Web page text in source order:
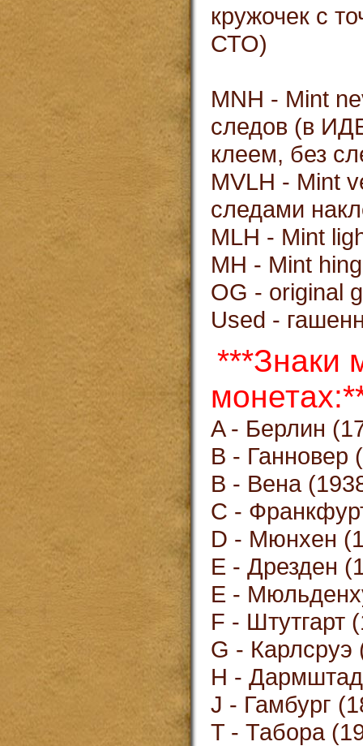
кружочек с
СТО)
MNH - Mint
следов (в
клеем, без
MVLH - Mint
следами
MLH - Mint
MH - Mint
OG - original
Used -
***Знаки
A - Берлин
B - Ганновер
B - Вена
С -
D - Мюнхен
E - Дрезден
E -
F - Штутгарт
G - Карлсруэ
H -
J - Гамбург
T - Табора